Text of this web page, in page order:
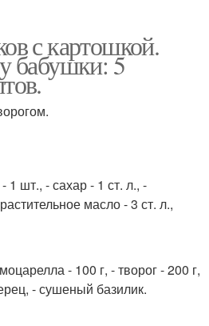
с картошкой.
бабушки: 5
шт., - сахар - 1 ст. л., -
масло - 3 ст. л.,
- 100 г, - творог - 200 г,
- сушеный базилик.